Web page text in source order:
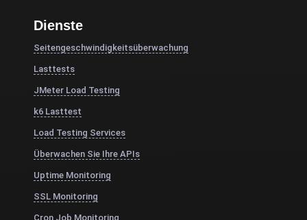
Dienste
Seitengeschwindigkeitsüberwachung
Lasttests
JMeter Load Testing
k6 Lasttest
Load Testing Services
Überwachen Sie Ihre APIs
Uptime Monitoring
SSL Monitoring
Cron Job Monitoring